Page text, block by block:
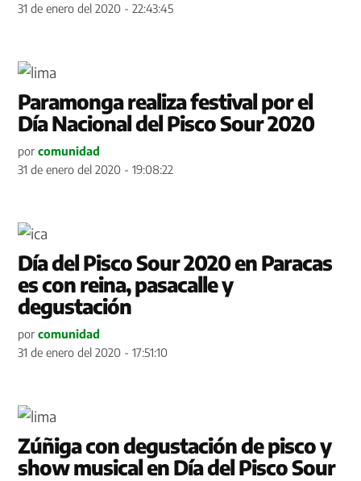
31 de enero del 2020 - 22:43:45
Paramonga realiza festival por el
Día Nacional del Pisco Sour 2020
por comunidad
31 de enero del 2020 - 19:08:22
Día del Pisco Sour 2020 en Paracas
es con reina, pasacalle y
degustación
por comunidad
31 de enero del 2020 - 17:51:10
Zúñiga con degustación de pisco y
show musical en Día del Pisco Sour